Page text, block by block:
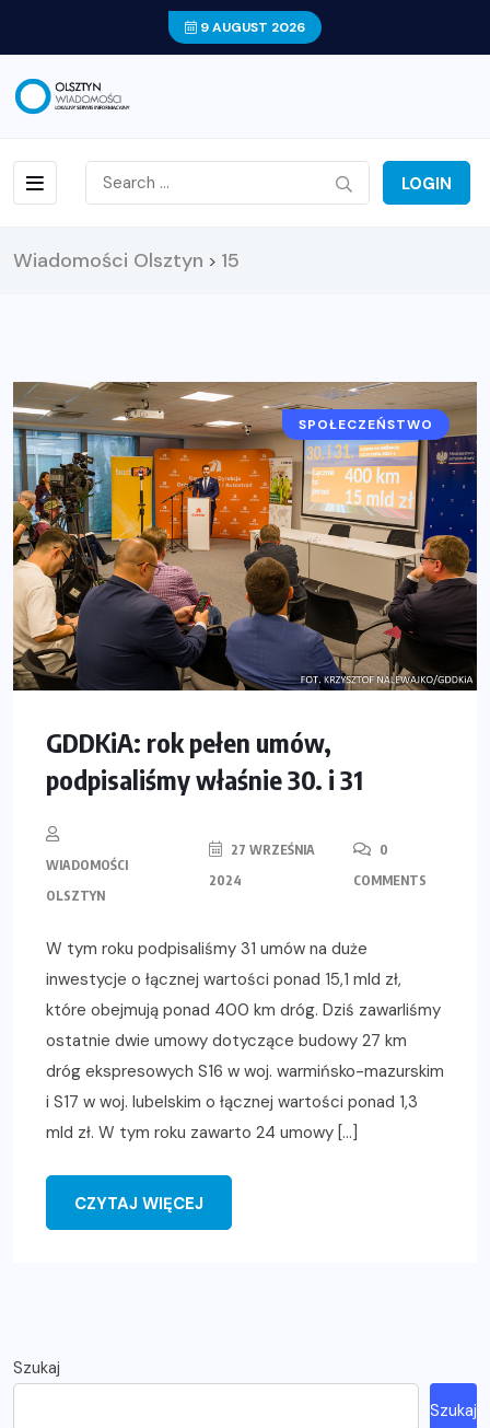
9 AUGUST 2026
LOGIN
Wiadomości Olsztyn > 15
SPOŁECZEŃSTWO
GDDKiA: rok pełen umów,
podpisaliśmy właśnie 30. i 31
WIADOMOŚCI
OLSZTYN
27 WRZEŚNIA
2024
0
COMMENTS
W tym roku podpisaliśmy 31 umów na duże
inwestycje o łącznej wartości ponad 15,1 mld zł,
które obejmują ponad 400 km dróg. Dziś zawarliśmy
ostatnie dwie umowy dotyczące budowy 27 km
dróg ekspresowych S16 w woj. warmińsko-mazurskim
i S17 w woj. lubelskim o łącznej wartości ponad 1,3
mld zł. W tym roku zawarto 24 umowy […]
CZYTAJ WIĘCEJ
Szukaj
Szukaj